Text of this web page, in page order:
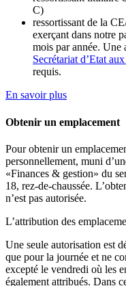
C)
ressortissant de la
exerçant dans notre
mois par année. Une
Secrétariat d’Etat
requis.
En savoir plus
Obtenir un emplacement
Pour obtenir un
personnellement, muni
«Finances & gestion» du
18, rez-de-chaussée.
n’est pas autorisée.
L’attribution des
Une seule autorisation est
que pour la journée et ne
excepté le vendredi où les
également attribués. Dans